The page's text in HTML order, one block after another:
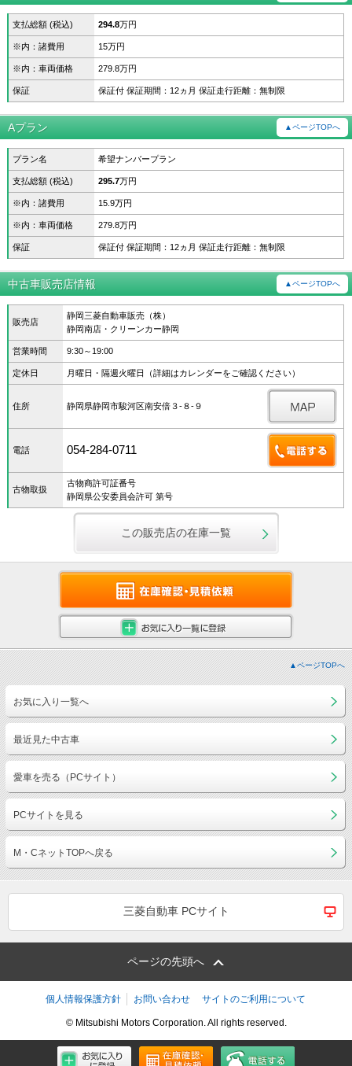
支払総額 (税込) 294.8万円
※内：諸費用 15万円
※内：車両価格 279.8万円
保証 保証付 保証期間：12ヵ月 保証走行距離：無制限
Aプラン ▲ページTOPへ
プラン名 希望ナンバープラン
支払総額 (税込) 295.7万円
※内：諸費用 15.9万円
※内：車両価格 279.8万円
保証 保証付 保証期間：12ヵ月 保証走行距離：無制限
中古車販売店情報 ▲ページTOPへ
販売店
静岡三菱自動車販売（株）
静岡南店・クリーンカー静岡
営業時間 9:30～19:00
定休日 月曜日・隔週火曜日（詳細はカレンダーをご確認ください）
住所 静岡県静岡市駿河区南安倍３‐８‐９
電話 054-284-0711
古物取扱
古物商許可証番号
静岡県公安委員会許可 第号
この販売店の在庫一覧
▲ページTOPへ
お気に入り一覧へ
最近見た中古車
愛車を売る（PCサイト）
PCサイトを見る
M・CネットTOPへ戻る
三菱自動車 PCサイト
ページの先頭へ
個人情報保護方針 お問い合わせ サイトのご利用について
© Mitsubishi Motors Corporation. All rights reserved.